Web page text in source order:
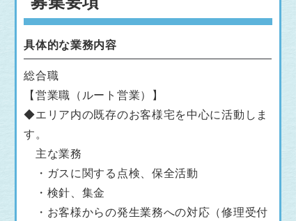
具体的な業務内容
総合職
【営業職（ルート営業）】
◆エリア内の既存のお客様宅を中心に活動しま
す。
主な業務
・ガスに関する点検、保全活動
・検針、集金
・お客様からの発生業務への対応（修理受付